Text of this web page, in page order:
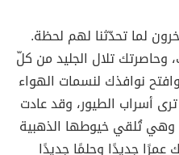
لما تحدّثنا لهم لحظة.
وحاصرتك تلال الجليد من كلّ
نوافذك لنسمات الهواء
أسراب الطيور، وقد عادت
تُلقي خيوطها الذهبية
جديدًا وحلمًا جديدًا